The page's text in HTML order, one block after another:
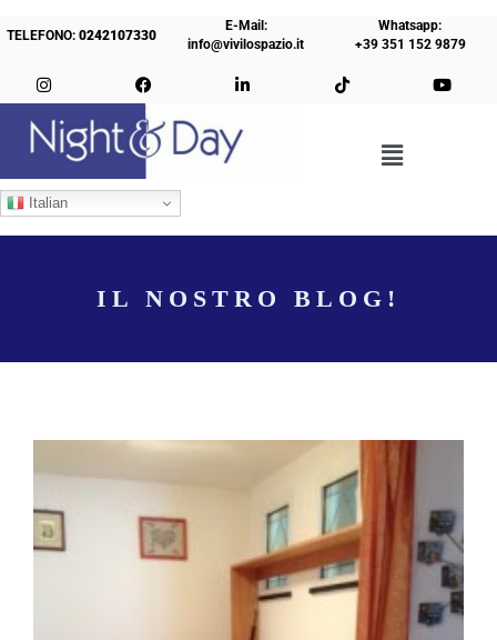
TELEFONO:0242107330
E-Mail:
info@vivilospazio.it
Whatsapp:
+39 351 152 9879
Italian
IL NOSTRO BLOG!